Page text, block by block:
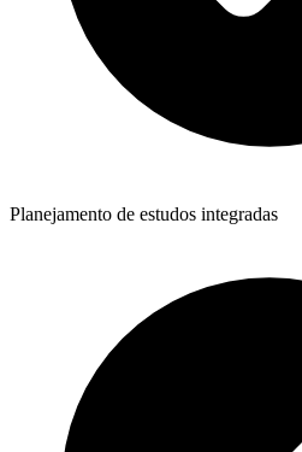
Planejamento de estudos integradas